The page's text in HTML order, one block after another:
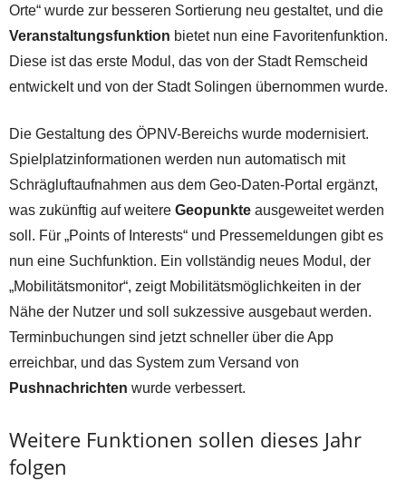
Orte“ wurde zur besseren Sortierung neu gestaltet, und die
Veranstaltungsfunktion bietet nun eine Favoritenfunktion.
Diese ist das erste Modul, das von der Stadt Remscheid
entwickelt und von der Stadt Solingen übernommen wurde.
Die Gestaltung des ÖPNV-Bereichs wurde modernisiert.
Spielplatzinformationen werden nun automatisch mit
Schrägluftaufnahmen aus dem Geo-Daten-Portal ergänzt,
was zukünftig auf weitere Geopunkte ausgeweitet werden
soll. Für „Points of Interests“ und Pressemeldungen gibt es
nun eine Suchfunktion. Ein vollständig neues Modul, der
„Mobilitätsmonitor“, zeigt Mobilitätsmöglichkeiten in der
Nähe der Nutzer und soll sukzessive ausgebaut werden.
Terminbuchungen sind jetzt schneller über die App
erreichbar, und das System zum Versand von
Pushnachrichten wurde verbessert.
Weitere Funktionen sollen dieses Jahr
folgen